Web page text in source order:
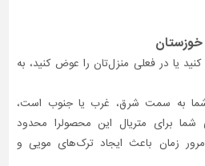
خوزستان
یا در فعلی منزل‌تان را عوض کنید، به
به سمت شرق، غرب یا جنوب است،
شما برای متریال این محصولرا محدود
زمان باعث ایجاد ترک‌های مویی و